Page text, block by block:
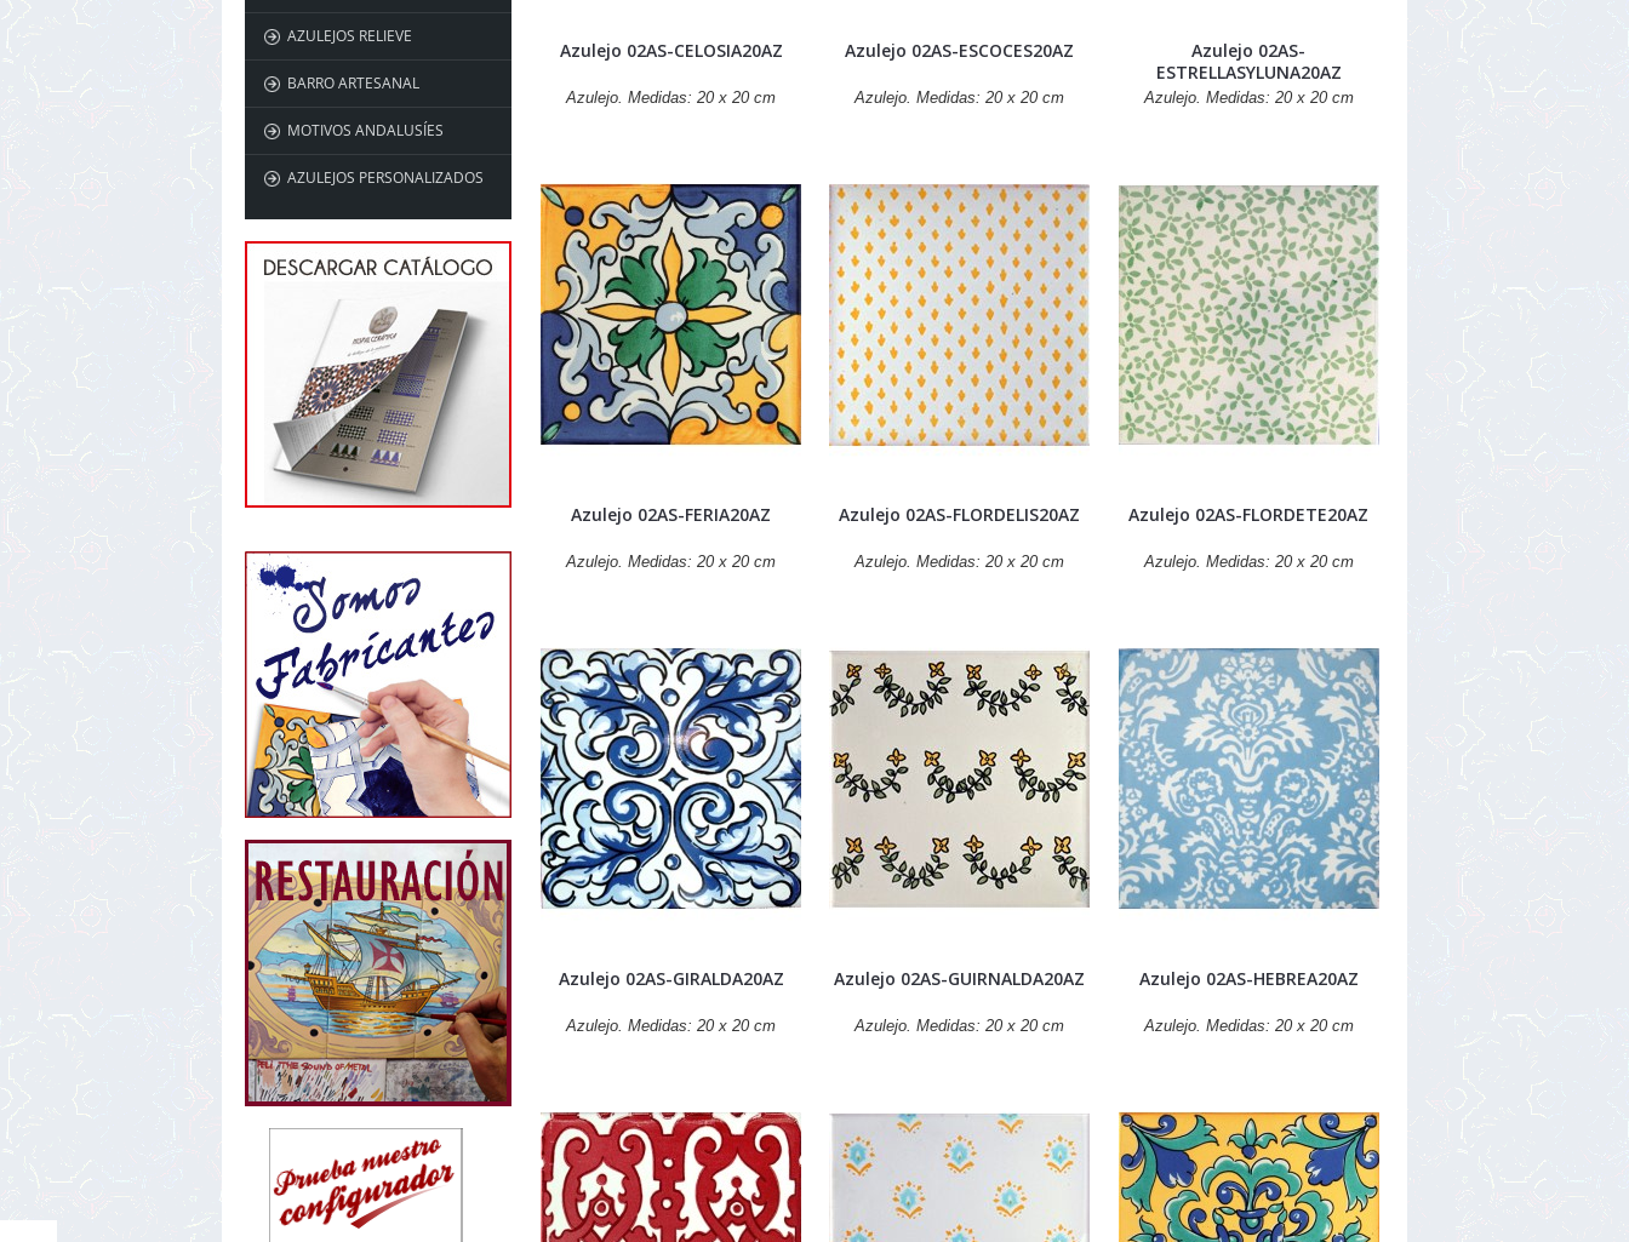
AZULEJOS RELIEVE
BARRO ARTESANAL
MOTIVOS ANDALUSÍES
AZULEJOS PERSONALIZADOS
Azulejo 02AS-CELOSIA20AZ
Azulejo. Medidas: 20 x 20 cm
Azulejo 02AS-ESCOCES20AZ
Azulejo. Medidas: 20 x 20 cm
Azulejo 02AS-
ESTRELLASYLUNA20AZ
Azulejo. Medidas: 20 x 20 cm
Azulejo 02AS-FERIA20AZ
Azulejo. Medidas: 20 x 20 cm
Azulejo 02AS-FLORDELIS20AZ
Azulejo. Medidas: 20 x 20 cm
Azulejo 02AS-FLORDETE20AZ
Azulejo. Medidas: 20 x 20 cm
Azulejo 02AS-GIRALDA20AZ
Azulejo. Medidas: 20 x 20 cm
Azulejo 02AS-GUIRNALDA20AZ
Azulejo. Medidas: 20 x 20 cm
Azulejo 02AS-HEBREA20AZ
Azulejo. Medidas: 20 x 20 cm